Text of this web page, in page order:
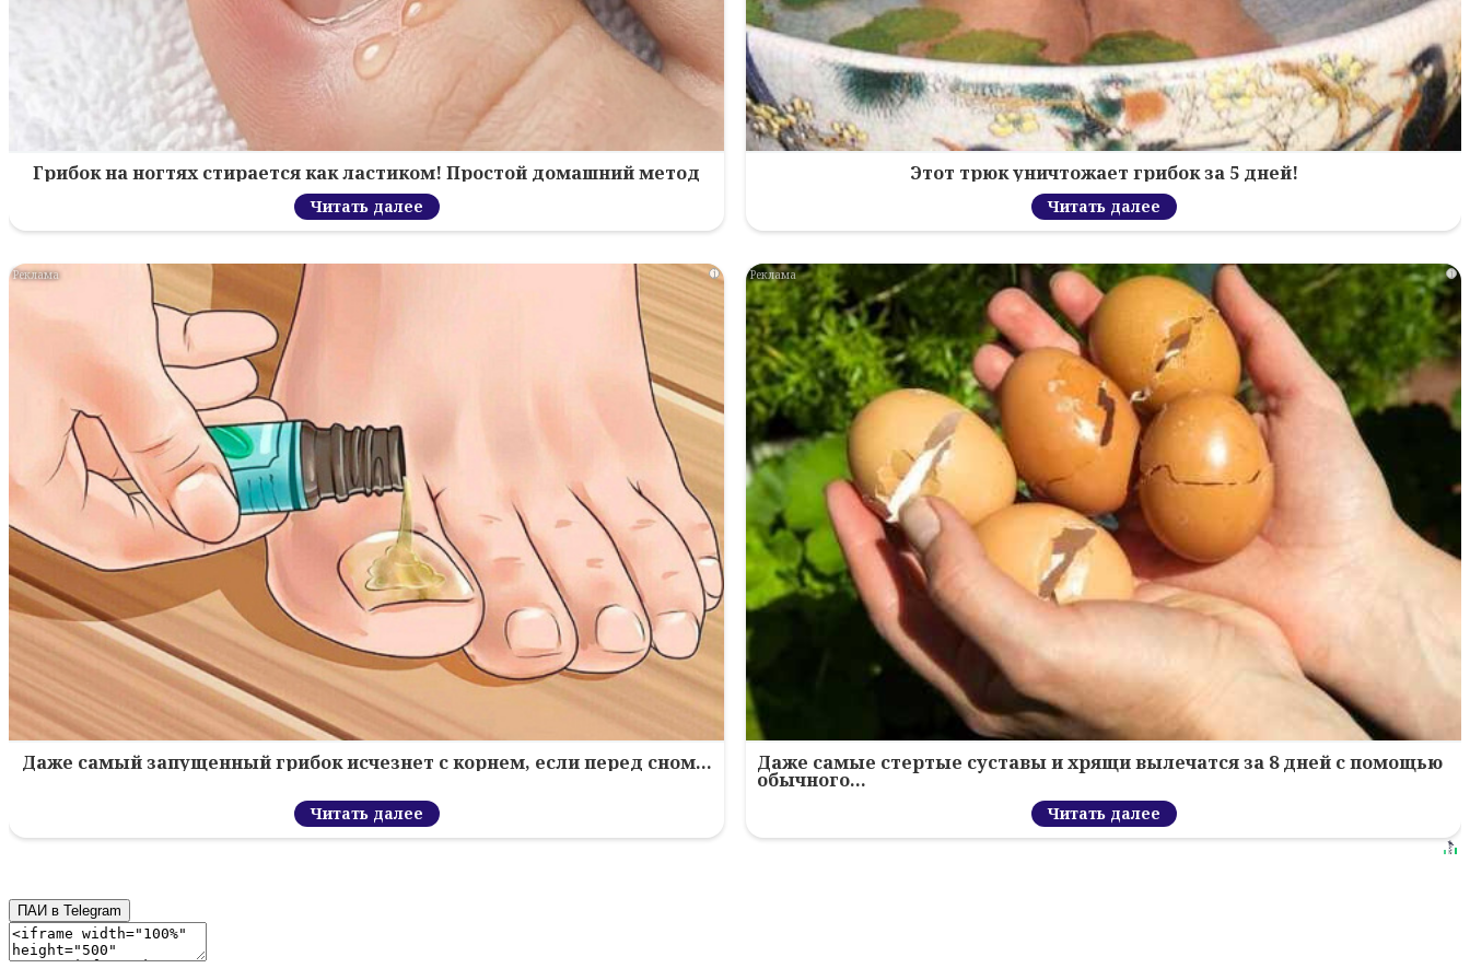
Грибок на ногтях стирается как ластиком! Простой домашний метод
Читать далее
Этот трюк уничтожает грибок за 5 дней!
Читать далее
i
Даже самый запущенный грибок исчезнет с корнем, если перед сном…
Читать далее
i
Даже самые стертые суставы и хрящи вылечатся за 8 дней с помощью
обычного…
Читать далее
ПАИ в Telegram